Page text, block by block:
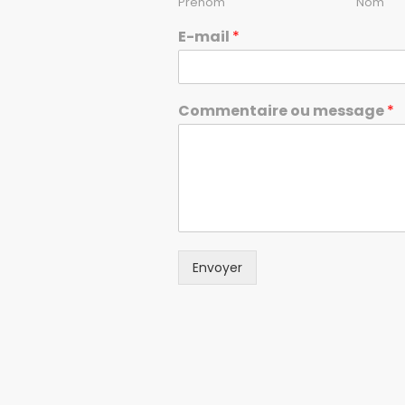
E-mail *
Commentaire ou message*
Envoyer